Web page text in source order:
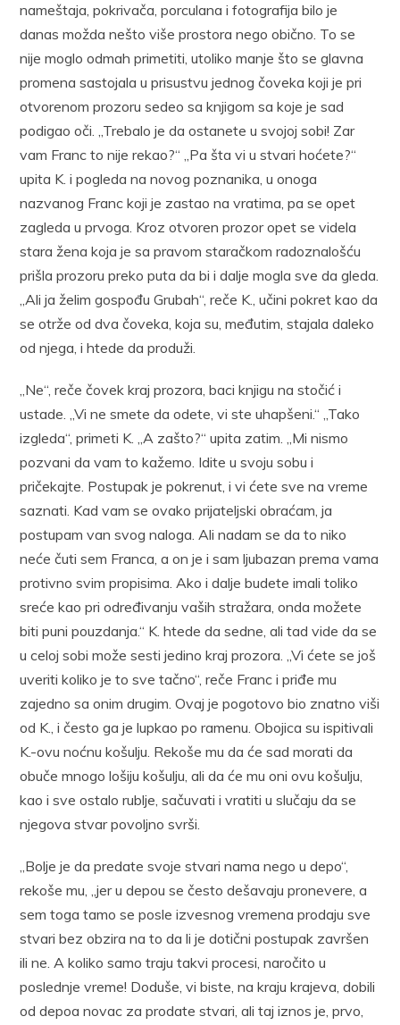
nameštaja, pokrivača, porculana i fotografija bilo je
danas možda nešto više prostora nego obično. To se
nije moglo odmah primetiti, utoliko manje što se glavna
promena sastojala u prisustvu jednog čoveka koji je pri
otvorenom prozoru sedeo sa knjigom sa koje je sad
podigao oči. „Trebalo je da ostanete u svojoj sobi! Zar
vam Franc to nije rekao?“ „Pa šta vi u stvari hoćete?“
upita K. i pogleda na novog poznanika, u onoga
nazvanog Franc koji je zastao na vratima, pa se opet
zagleda u prvoga. Kroz otvoren prozor opet se videla
stara žena koja je sa pravom staračkom radoznalošću
prišla prozoru preko puta da bi i dalje mogla sve da gleda.
„Ali ja želim gospođu Grubah“, reče K., učini pokret kao da
se otrže od dva čoveka, koja su, međutim, stajala daleko
od njega, i htede da produži.
„Ne“, reče čovek kraj prozora, baci knjigu na stočić i
ustade. „Vi ne smete da odete, vi ste uhapšeni.“ „Tako
izgleda“, primeti K. „A zašto?“ upita zatim. „Mi nismo
pozvani da vam to kažemo. Idite u svoju sobu i
pričekajte. Postupak je pokrenut, i vi ćete sve na vreme
saznati. Kad vam se ovako prijateljski obraćam, ja
postupam van svog naloga. Ali nadam se da to niko
neće čuti sem Franca, a on je i sam ljubazan prema vama
protivno svim propisima. Ako i dalje budete imali toliko
sreće kao pri određivanju vaših stražara, onda možete
biti puni pouzdanja.“ K. htede da sedne, ali tad vide da se
u celoj sobi može sesti jedino kraj prozora. „Vi ćete se još
uveriti koliko je to sve tačno“, reče Franc i priđe mu
zajedno sa onim drugim. Ovaj je pogotovo bio znatno viši
od K., i često ga je lupkao po ramenu. Obojica su ispitivali
K.-ovu noćnu košulju. Rekoše mu da će sad morati da
obuče mnogo lošiju košulju, ali da će mu oni ovu košulju,
kao i sve ostalo rublje, sačuvati i vratiti u slučaju da se
njegova stvar povoljno svrši.
„Bolje je da predate svoje stvari nama nego u depo“,
rekoše mu, „jer u depou se često dešavaju pronevere, a
sem toga tamo se posle izvesnog vremena prodaju sve
stvari bez obzira na to da li je dotični postupak završen
ili ne. A koliko samo traju takvi procesi, naročito u
poslednje vreme! Doduše, vi biste, na kraju krajeva, dobili
od depoa novac za prodate stvari, ali taj iznos je, prvo,